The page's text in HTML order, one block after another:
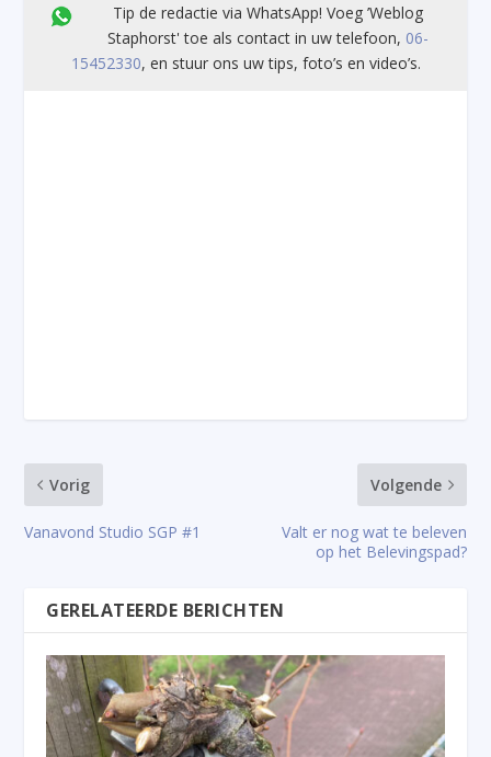
Tip de redactie via WhatsApp! Voeg ’Weblog
Staphorst' toe als contact in uw telefoon, 06-
15452330, en stuur ons uw tips, foto’s en video’s.
Vorig
Vanavond Studio SGP #1
Volgende
Valt er nog wat te beleven
op het Belevingspad?
GERELATEERDE BERICHTEN